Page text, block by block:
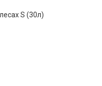
S (30л)